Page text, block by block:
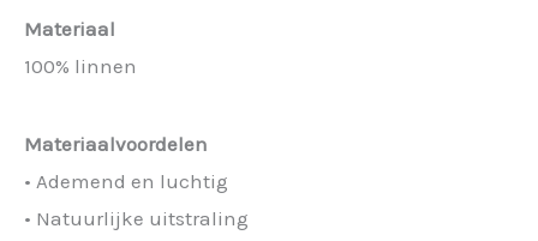
Materiaal
100% linnen
Materiaalvoordelen
• Ademend en luchtig
• Natuurlijke uitstraling